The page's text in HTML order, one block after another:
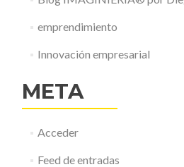
emprendimiento
Innovación empresarial
META
Acceder
Feed de entradas